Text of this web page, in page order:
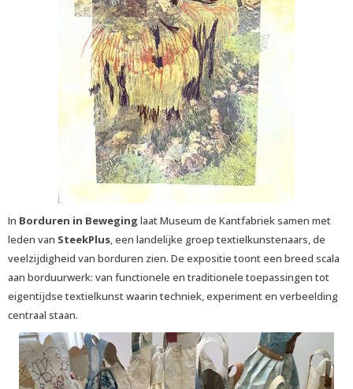
In Borduren in Beweging laat Museum de Kantfabriek samen met
leden van SteekPlus, een landelijke groep textielkunstenaars, de
veelzijdigheid van borduren zien. De expositie toont een breed scala
aan borduurwerk: van functionele en traditionele toepassingen tot
eigentijdse textielkunst waarin techniek, experiment en verbeelding
centraal staan.